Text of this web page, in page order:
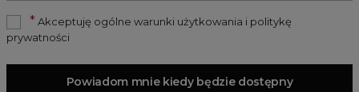
* Akceptuję ogólne warunki użytkowania i politykę
prywatności
Powiadom mnie kiedy będzie dostępny